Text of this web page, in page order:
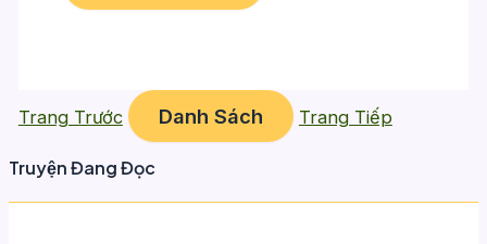
Trang Trước Danh Sách Trang Tiếp
Truyện Đang Đọc